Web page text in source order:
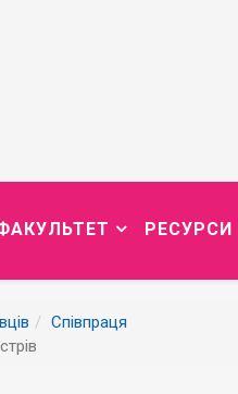
РЕСУРСИ
Співпраця